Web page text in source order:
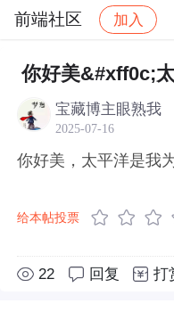
前端社区 加入
社区 前端社区
你好美&#xff0c;
宝藏博主眼熟我
2025-07-16
你好美，太平洋是我
给本帖投票
22 回复 打